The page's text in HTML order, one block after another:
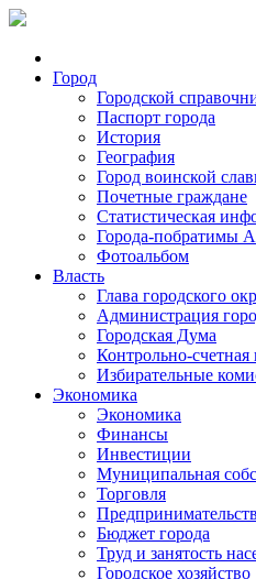
Город
Городской
Паспорт города
История
География
Город воинской
Почетные граждане
Статистическая
Города-побратимы
Фотоальбом
Власть
Глава городского
Администрация
Городская Дума
Контрольно-счетная
Избирательные
Экономика
Экономика
Финансы
Инвестиции
Муниципальная
Торговля
Бюджет города
Труд и занятость
Городское хозяйство